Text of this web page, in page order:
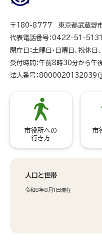
〒180-8777 東京都武蔵野
代表電話番号：0422-51-5131
閉庁日：土曜日・日曜日、祝休
受付時間：午前8時30分から午
法人番号：8000020132039（
市役所への
行き方
市
人口と世帯
令和8年8月1日現在